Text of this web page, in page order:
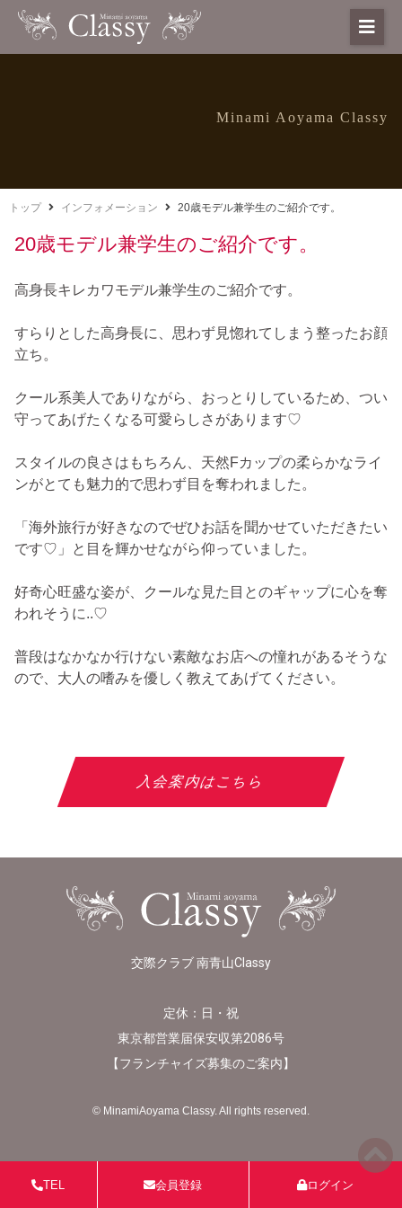
Minami Aoyama Classy
トップ インフォメーション 20歳モデル兼学生のご紹介です。
20歳モデル兼学生のご紹介です。
高身長キレカワモデル兼学生のご紹介です。
すらりとした高身長に、思わず見惚れてしまう整ったお顔
立ち。
クール系美人でありながら、おっとりしているため、つい
守ってあげたくなる可愛らしさがあります♡
スタイルの良さはもちろん、天然Fカップの柔らかなライ
ンがとても魅力的で思わず目を奪われました。
「海外旅行が好きなのでぜひお話を聞かせていただきたい
です♡」と目を輝かせながら仰っていました。
好奇心旺盛な姿が、クールな見た目とのギャップに心を奪
われそうに..♡
普段はなかなか行けない素敵なお店への憧れがあるそうな
ので、大人の嗜みを優しく教えてあげてください。
入会案内はこちら
交際クラブ 南青山Classy
定休：日・祝
東京都営業届保安収第2086号
【フランチャイズ募集のご案内】
© MinamiAoyama Classy. All rights reserved.
TEL 会員登録 ログイン